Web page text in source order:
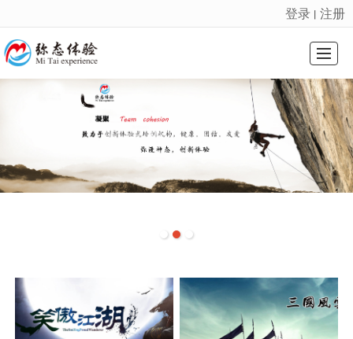
很遗憾，因您的浏览器版本过低导致无法获得最佳浏览体验，推荐下载安装谷歌浏览器！
登录 丨 注册
课程系列 新闻动态 关于我们 联系我们